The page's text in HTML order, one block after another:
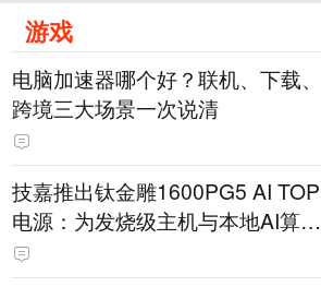
游戏
电脑加速器哪个好？联机、下载、
跨境三大场景一次说清
技嘉推出钛金雕1600PG5 AI TOP
电源：为发烧级主机与本地AI算力
打造旗舰供电方案